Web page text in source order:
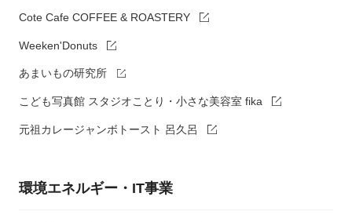
Cote Cafe COFFEE & ROASTERY
Weeken'Donuts
あまいもの研究所
こども写真館 スタジオことり・小さな美容室 fika
元祖カレージャンボトースト 呂久呂
環境エネルギー・IT事業